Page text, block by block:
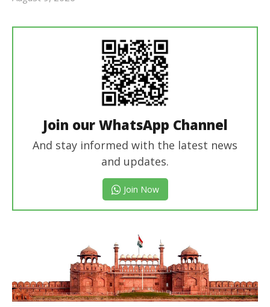
Join our WhatsApp Channel
And stay informed with the latest news
and updates.
Join Now